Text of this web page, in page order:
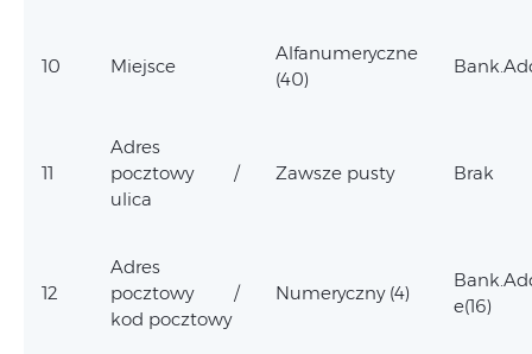
10 Miejsce
Alfanumeryczne
(40)
11
Adres
pocztowy /
ulica
Zawsze pusty Brak
12
Adres
pocztowy /
kod pocztowy
Numeryczny (4)
e(16)